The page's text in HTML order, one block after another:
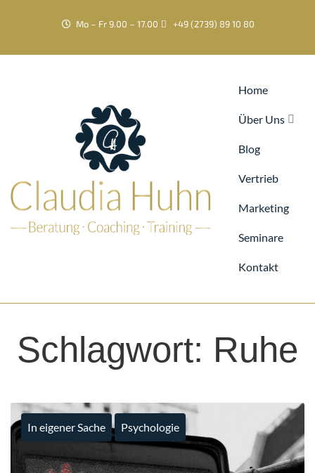
Mo – Fr 9.00 – 17.00 +49 (2739) 89 10 80
Home
Über Uns
Blog
Vertrieb
Marketing
Seminare
Kontakt
Schlagwort: Ruhe
In eigener Sache Psychologie